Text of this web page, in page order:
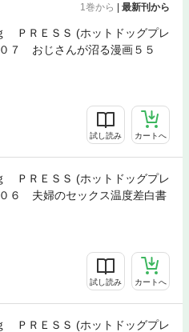
1巻から | 最新刊から
ＰＲＥＳＳ (ホットドッグプレ
７ おじさんが沼る漫画５５
試し読み カートへ
ＰＲＥＳＳ (ホットドッグプレ
６ 夫婦のセックス温度差白書
試し読み カートへ
ＰＲＥＳＳ (ホットドッグプレ